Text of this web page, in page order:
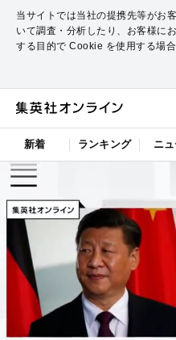
当サイトでは当社の提携先等がお
いて調査・分析したり、お客様に
する目的で Cookie を使用する場合
新着 ランキング ニ